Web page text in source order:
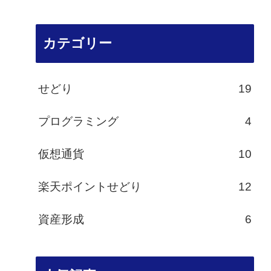
カテゴリー
せどり 19
プログラミング 4
仮想通貨 10
楽天ポイントせどり 12
資産形成 6